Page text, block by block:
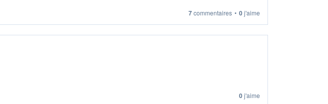
7commentaires • 0j'aime
0j'aime